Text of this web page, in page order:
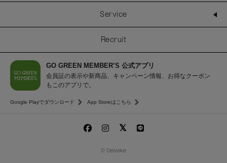
Service
Recruit
GO GREEN MEMBER’S 公式アプリ
会員証の表示や新商品、キャンペーン情報、お得なクーポン
もこのアプリで。
Google Playでダウンロード App Storeはこちら
© Celvoke